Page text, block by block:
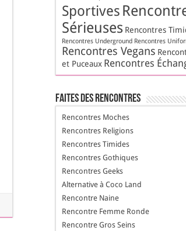
Sportives
Sérieuses Rencontres
Rencontres Underground Rencontres
Rencontres Vegans
et Puceaux Rencontres
Faites des Rencontres
Rencontres Moches
Rencontres Religions
Rencontres Timides
Rencontres Gothiques
Rencontres Geeks
Alternative à Coco Land
Rencontre Naine
Rencontre Femme Ronde
Rencontre Gros Seins